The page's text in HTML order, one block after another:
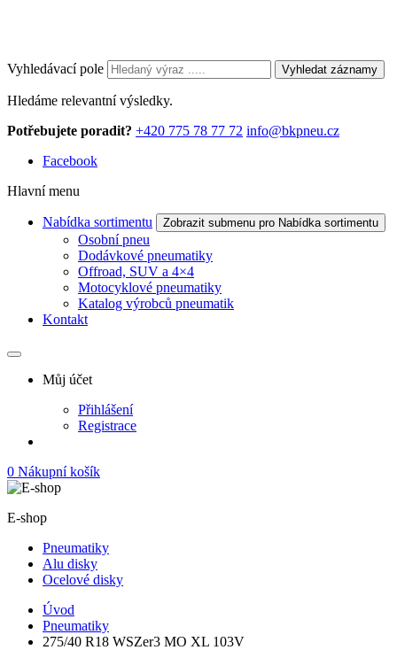
Vyhledávací pole Vyhledat záznamy
Hledáme relevantní výsledky.
Potřebujete poradit? +420 775 78 77 72 info@bkpneu.cz
Facebook
Hlavní menu
Nabídka sortimentu Zobrazit submenu pro Nabídka sortimentu
Osobní pneu
Dodávkové pneumatiky
Offroad, SUV a 4×4
Motocyklové pneumatiky
Katalog výrobců pneumatik
Kontakt
Můj účet
Přihlášení
Registrace
0 Nákupní košík
E-shop
Pneumatiky
Alu disky
Ocelové disky
Úvod
Pneumatiky
275/40 R18 WSZer3 MO XL 103V